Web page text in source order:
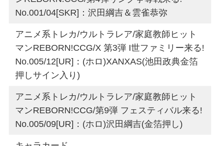
No.001/04[SKR]：沢田綱吉＆雲雀恭弥
アニメ系トレカ/ウルトラレア/家庭教師ヒット
マンREBORN!CCG/X 第3弾 I世ファミリー来る!
No.005/12[UR]：(ホロ)XANXAS(池田政典金箔
押しサイン入り)
アニメ系トレカ/ウルトラレア/家庭教師ヒット
マンREBORN!CCG/第9弾 フェスティバル来る!
No.005/09[UR]：(ホロ)沢田綱吉(金箔押し)